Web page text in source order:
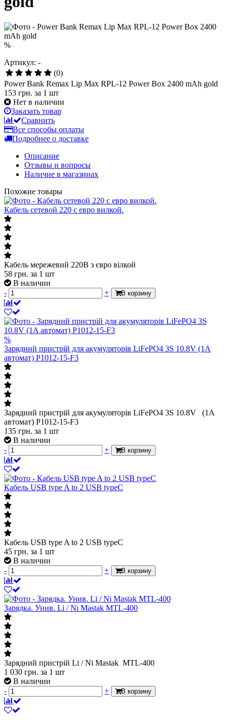
%
Артикул: -
(0)
Power Bank Remax Lip Max RPL-12 Power Box 2400 mAh gold
153 грн. за 1 шт
Нет в наличии
Заказать товар
Сравнить
Все способы оплаты
Подробнее о доставке
Описание
Отзывы и вопросы
Наличие в магазинах
Похожие товары
Кабель сетевой 220 с евро вилкой.
Кабель мережевий 220В з євро вілкой
58 грн. за 1 шт
В наличии
-
+ В корзину
%
Зарядний пристрій для акумуляторів LiFePO4 3S 10.8V (1A
автомат) P1012-15-F3
Зарядний пристрій для акумуляторів LiFePO4 3S 10.8V (1A
автомат) P1012-15-F3
135 грн. за 1 шт
В наличии
-
+ В корзину
Кабель USB type A to 2 USB typeC
Кабель USB type A to 2 USB typeC
45 грн. за 1 шт
В наличии
-
+ В корзину
Зарядка. Унив. Li / Ni Mastak MTL-400
Зарядний пристрій Li / Ni Mastak MTL-400
1 030 грн. за 1 шт
В наличии
-
+ В корзину